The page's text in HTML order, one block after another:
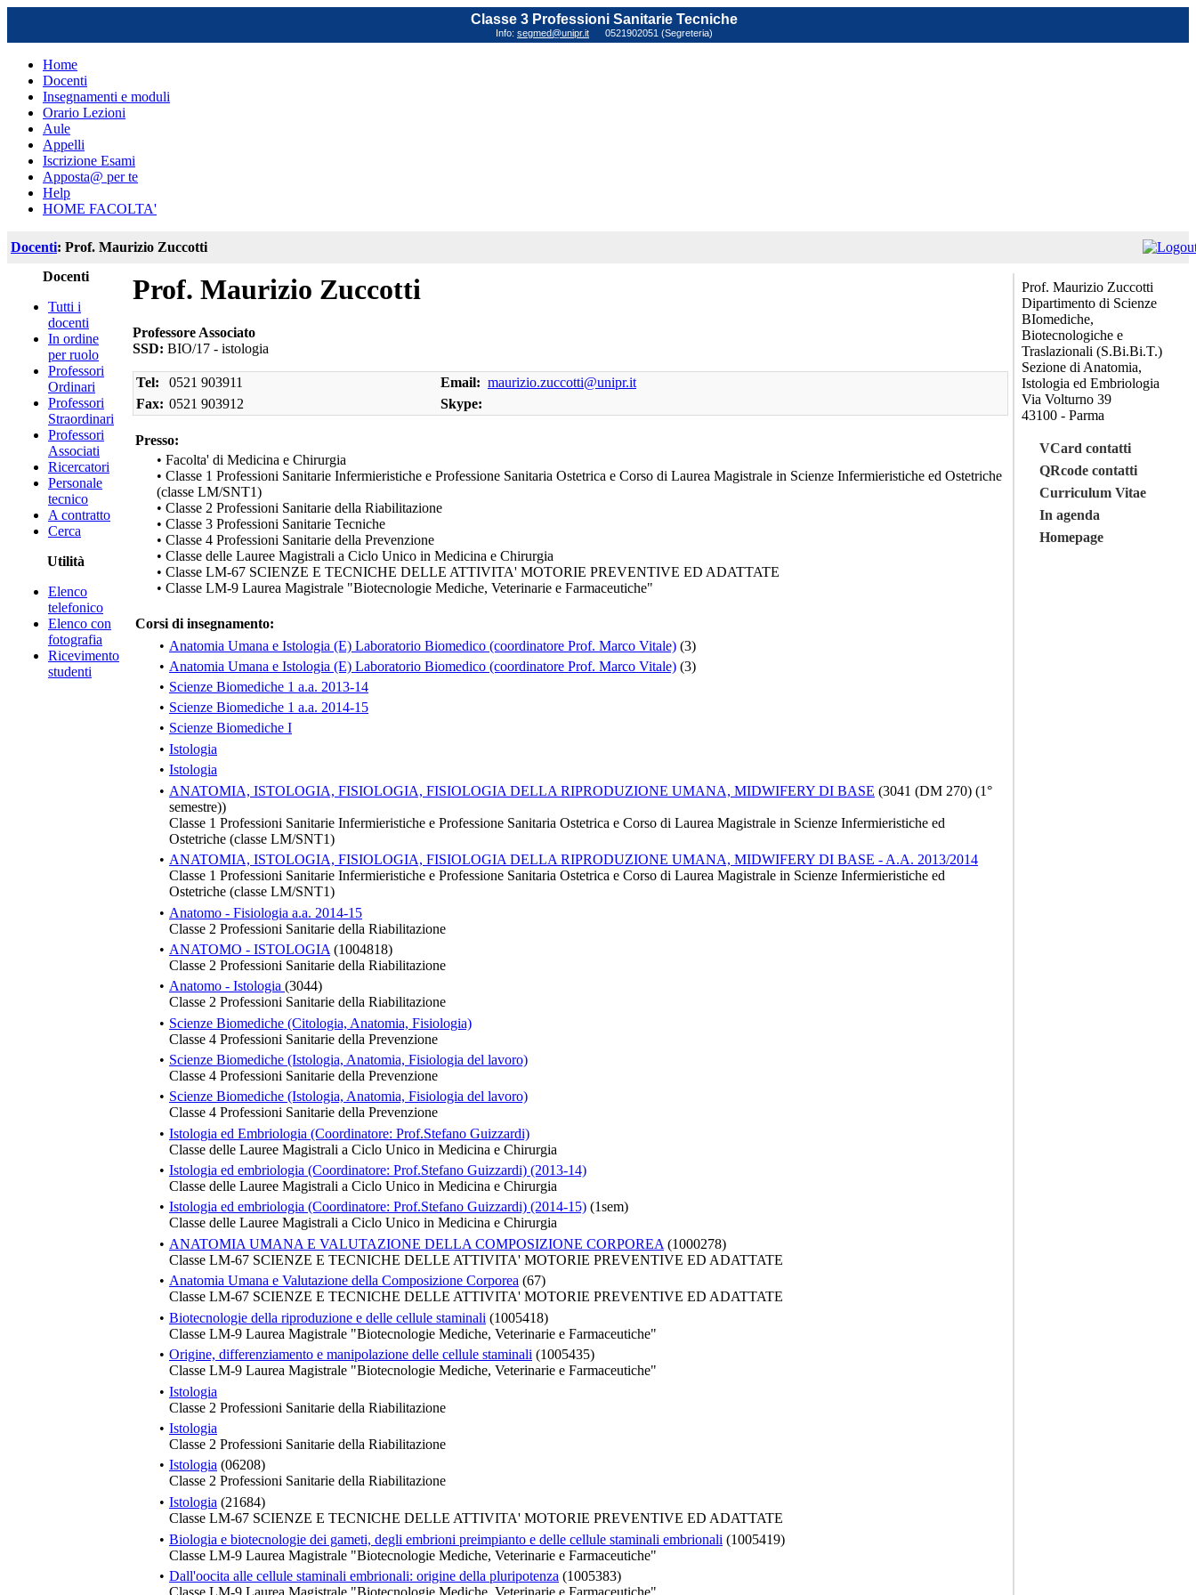
Classe 3 Professioni Sanitarie Tecniche
Info: segmed@unipr.it 0521902051 (Segreteria)
Home
Docenti
Insegnamenti e moduli
Orario Lezioni
Aule
Appelli
Iscrizione Esami
Apposta@ per te
Help
HOME FACOLTA'
Docenti: Prof. Maurizio Zuccotti
Docenti
Tutti i
docenti
In ordine
per ruolo
Professori
Ordinari
Professori
Straordinari
Professori
Associati
Ricercatori
Personale
tecnico
A contratto
Cerca
Utilità
Elenco
telefonico
Elenco con
fotografia
Ricevimento
studenti
Prof. Maurizio Zuccotti
Professore Associato
SSD: BIO/17 - istologia
Tel: 0521 903911 Email: maurizio.zuccotti@unipr.it
Fax: 0521 903912 Skype:
Presso:
• Facolta' di Medicina e Chirurgia
• Classe 1 Professioni Sanitarie Infermieristiche e Professione Sanitaria Ostetrica e Corso di Laurea Magistrale in Scienze Infermieristiche ed Ostetriche
(classe LM/SNT1)
• Classe 2 Professioni Sanitarie della Riabilitazione
• Classe 3 Professioni Sanitarie Tecniche
• Classe 4 Professioni Sanitarie della Prevenzione
• Classe delle Lauree Magistrali a Ciclo Unico in Medicina e Chirurgia
• Classe LM-67 SCIENZE E TECNICHE DELLE ATTIVITA' MOTORIE PREVENTIVE ED ADATTATE
• Classe LM-9 Laurea Magistrale "Biotecnologie Mediche, Veterinarie e Farmaceutiche"
Corsi di insegnamento:
• Anatomia Umana e Istologia (E) Laboratorio Biomedico (coordinatore Prof. Marco Vitale) (3)
• Anatomia Umana e Istologia (E) Laboratorio Biomedico (coordinatore Prof. Marco Vitale) (3)
• Scienze Biomediche 1 a.a. 2013-14
• Scienze Biomediche 1 a.a. 2014-15
• Scienze Biomediche I
• Istologia
• Istologia
• ANATOMIA, ISTOLOGIA, FISIOLOGIA, FISIOLOGIA DELLA RIPRODUZIONE UMANA, MIDWIFERY DI BASE (3041 (DM 270) (1°
semestre))
Classe 1 Professioni Sanitarie Infermieristiche e Professione Sanitaria Ostetrica e Corso di Laurea Magistrale in Scienze Infermieristiche ed
Ostetriche (classe LM/SNT1)
• ANATOMIA, ISTOLOGIA, FISIOLOGIA, FISIOLOGIA DELLA RIPRODUZIONE UMANA, MIDWIFERY DI BASE - A.A. 2013/2014
Classe 1 Professioni Sanitarie Infermieristiche e Professione Sanitaria Ostetrica e Corso di Laurea Magistrale in Scienze Infermieristiche ed
Ostetriche (classe LM/SNT1)
• Anatomo - Fisiologia a.a. 2014-15
Classe 2 Professioni Sanitarie della Riabilitazione
• ANATOMO - ISTOLOGIA(1004818)
Classe 2 Professioni Sanitarie della Riabilitazione
• Anatomo - Istologia (3044)
Classe 2 Professioni Sanitarie della Riabilitazione
• Scienze Biomediche (Citologia, Anatomia, Fisiologia)
Classe 4 Professioni Sanitarie della Prevenzione
• Scienze Biomediche (Istologia, Anatomia, Fisiologia del lavoro)
Classe 4 Professioni Sanitarie della Prevenzione
• Scienze Biomediche (Istologia, Anatomia, Fisiologia del lavoro)
Classe 4 Professioni Sanitarie della Prevenzione
• Istologia ed Embriologia (Coordinatore: Prof.Stefano Guizzardi)
Classe delle Lauree Magistrali a Ciclo Unico in Medicina e Chirurgia
• Istologia ed embriologia (Coordinatore: Prof.Stefano Guizzardi) (2013-14)
Classe delle Lauree Magistrali a Ciclo Unico in Medicina e Chirurgia
• Istologia ed embriologia (Coordinatore: Prof.Stefano Guizzardi) (2014-15) (1sem)
Classe delle Lauree Magistrali a Ciclo Unico in Medicina e Chirurgia
• ANATOMIA UMANA E VALUTAZIONE DELLA COMPOSIZIONE CORPOREA(1000278)
Classe LM-67 SCIENZE E TECNICHE DELLE ATTIVITA' MOTORIE PREVENTIVE ED ADATTATE
• Anatomia Umana e Valutazione della Composizione Corporea (67)
Classe LM-67 SCIENZE E TECNICHE DELLE ATTIVITA' MOTORIE PREVENTIVE ED ADATTATE
• Biotecnologie della riproduzione e delle cellule staminali (1005418)
Classe LM-9 Laurea Magistrale "Biotecnologie Mediche, Veterinarie e Farmaceutiche"
• Origine, differenziamento e manipolazione delle cellule staminali (1005435)
Classe LM-9 Laurea Magistrale "Biotecnologie Mediche, Veterinarie e Farmaceutiche"
• Istologia
Classe 2 Professioni Sanitarie della Riabilitazione
• Istologia
Classe 2 Professioni Sanitarie della Riabilitazione
• Istologia (06208)
Classe 2 Professioni Sanitarie della Riabilitazione
• Istologia (21684)
Classe LM-67 SCIENZE E TECNICHE DELLE ATTIVITA' MOTORIE PREVENTIVE ED ADATTATE
• Biologia e biotecnologie dei gameti, degli embrioni preimpianto e delle cellule staminali embrionali (1005419)
Classe LM-9 Laurea Magistrale "Biotecnologie Mediche, Veterinarie e Farmaceutiche"
• Dall'oocita alle cellule staminali embrionali: origine della pluripotenza (1005383)
Prof. Maurizio Zuccotti
Dipartimento di Scienze
BIomediche,
Biotecnologiche e
Traslazionali (S.Bi.Bi.T.)
Sezione di Anatomia,
Istologia ed Embriologia
Via Volturno 39
43100 - Parma
VCard contatti
QRcode contatti
Curriculum Vitae
In agenda
Homepage